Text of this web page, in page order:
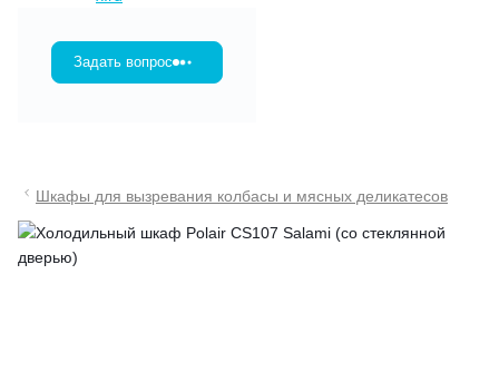
Задать вопрос
Шкафы для вызревания колбасы и мясных деликатесов